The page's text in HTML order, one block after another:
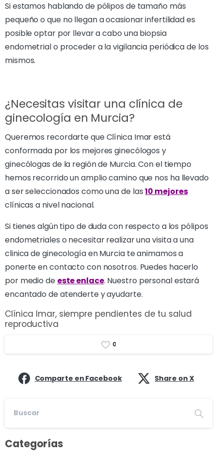
Si estamos hablando de pólipos de tamaño más
pequeño o que no llegan a ocasionar infertilidad es
posible optar por llevar a cabo una biopsia
endometrial o proceder a la vigilancia periódica de los
mismos.
¿Necesitas visitar una clínica de
ginecología en Murcia?
Queremos recordarte que Clínica Imar está
conformada por los mejores ginecólogos y
ginecólogas de la región de Murcia. Con el tiempo
hemos recorrido un amplio camino que nos ha llevado
a ser seleccionados como una de las10 mejores
clínicas a nivel nacional.
Si tienes algún tipo de duda con respecto a los pólipos
endometriales o necesitar realizar una visita a una
clinica de ginecología en Murcia te animamos a
ponerte en contacto con nosotros. Puedes hacerlo
por medio de este enlace. Nuestro personal estará
encantado de atenderte y ayudarte.
Clínica Imar, siempre pendientes de tu salud
reproductiva
0
Comparte en Facebook Share on X
Categorías